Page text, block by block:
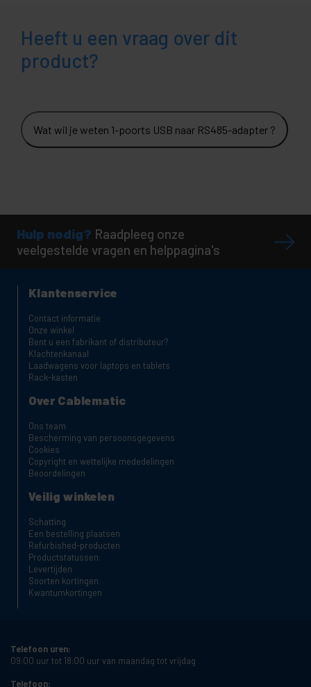
Heeft u een vraag over dit
product?
Wat wil je weten 1-poorts USB naar RS485-adapter ?
Hulp nodig? Raadpleeg onze
veelgestelde vragen en helppagina's
Klantenservice
Contact informatie
Onze winkel
Bent u een fabrikant of distributeur?
Klachtenkanaal
Laadwagens voor laptops en tablets
Rack-kasten
Over Cablematic
Ons team
Bescherming van persoonsgegevens
Cookies
Copyright en wettelijke mededelingen
Beoordelingen
Veilig winkelen
Schatting
Een bestelling plaatsen
Refurbished-producten
Productstatussen:
Levertijden
Soorten kortingen
Kwantumkortingen
Telefoon uren:
09:00 uur tot 18:00 uur van maandag tot vrijdag
Telefoon: